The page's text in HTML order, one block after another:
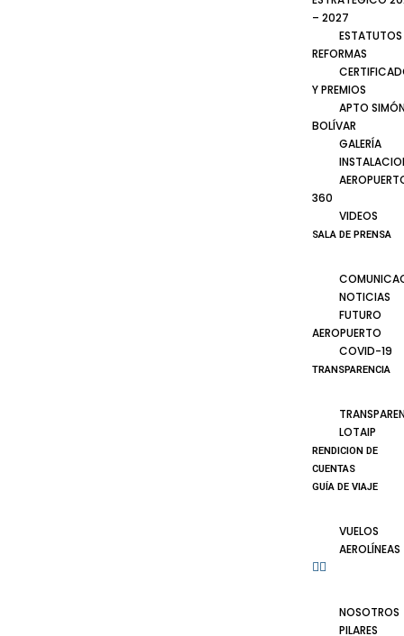
– 2027
ESTATUTOS
REFORMAS
Y PREMIOS
APTO
BOLÍVAR
GALERÍA
360
VIDEOS
SALA DE PRENSA
NOTICIAS
FUTURO
AEROPUERTO
COVID-19
TRANSPARENCIA
LOTAIP
RENDICION DE
CUENTAS
GUÍA DE VIAJE
VUELOS
AEROLÍNEAS
NOSOTROS
PILARES